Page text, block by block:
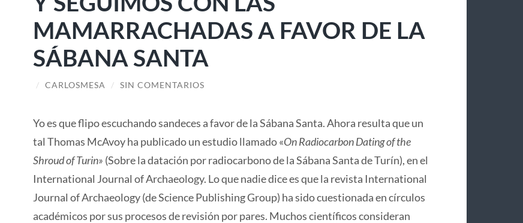
MAMARRACHADAS A FAVOR DE LA
SÁBANA SANTA
/ CARLOSMESA / SIN COMENTARIOS
Yo es que flipo escuchando sandeces a favor de la Sábana Santa. Ahora resulta que un
tal Thomas McAvoy ha publicado un estudio llamado «On Radiocarbon Dating of the
Shroud of Turin» (Sobre la datación por radiocarbono de la Sábana Santa de Turín), en el
International Journal of Archaeology. Lo que nadie dice es que la revista International
Journal of Archaeology (de Science Publishing Group) ha sido cuestionada en círculos
académicos por sus procesos de revisión por pares. Muchos científicos consideran